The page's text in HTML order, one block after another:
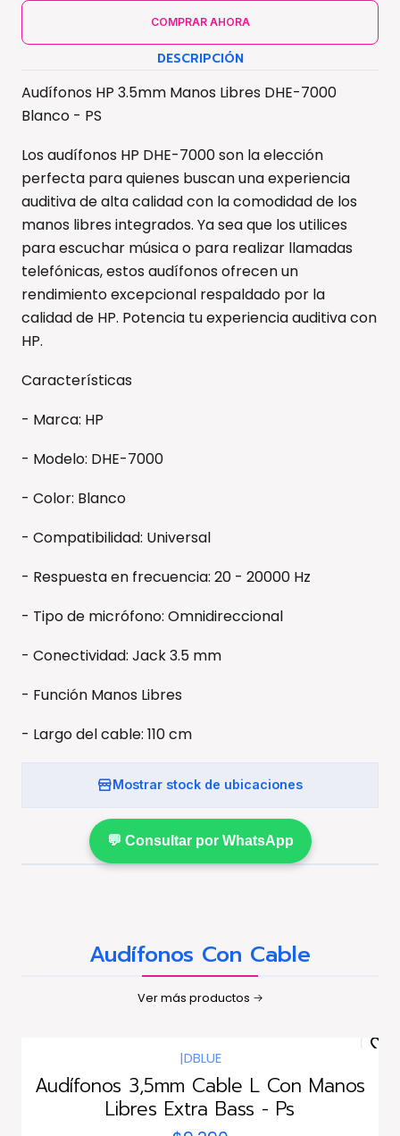
COMPRAR AHORA
DESCRIPCIÓN
Audífonos HP 3.5mm Manos Libres DHE-7000
Blanco - PS
Los audífonos HP DHE-7000 son la elección
perfecta para quienes buscan una experiencia
auditiva de alta calidad con la comodidad de los
manos libres integrados. Ya sea que los utilices
para escuchar música o para realizar llamadas
telefónicas, estos audífonos ofrecen un
rendimiento excepcional respaldado por la
calidad de HP. Potencia tu experiencia auditiva con
HP.
Características
- Marca: HP
- Modelo: DHE-7000
- Color: Blanco
- Compatibilidad: Universal
- Respuesta en frecuencia: 20 - 20000 Hz
- Tipo de micrófono: Omnidireccional
- Conectividad: Jack 3.5 mm
- Función Manos Libres
- Largo del cable: 110 cm
Mostrar stock de ubicaciones
💬 Consultar por WhatsApp
Audífonos Con Cable
Ver más productos
|DBLUE
Audífonos 3,5mm Cable L Con Manos
Libres Extra Bass - Ps